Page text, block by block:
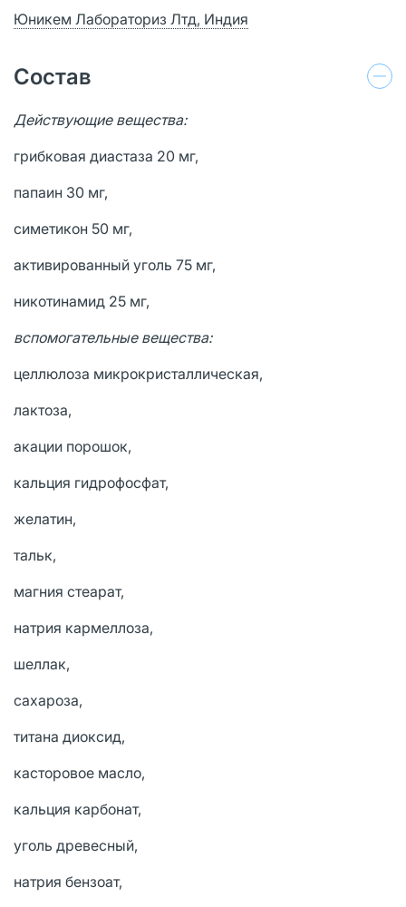
Юникем Лабораториз Лтд, Индия
Состав
Действующие вещества:
грибковая диастаза 20 мг,
папаин 30 мг,
симетикон 50 мг,
активированный уголь 75 мг,
никотинамид 25 мг,
вспомогательные вещества:
целлюлоза микрокристаллическая,
лактоза,
акации порошок,
кальция гидрофосфат,
желатин,
тальк,
магния стеарат,
натрия кармеллоза,
шеллак,
сахароза,
титана диоксид,
касторовое масло,
кальция карбонат,
уголь древесный,
натрия бензоат,